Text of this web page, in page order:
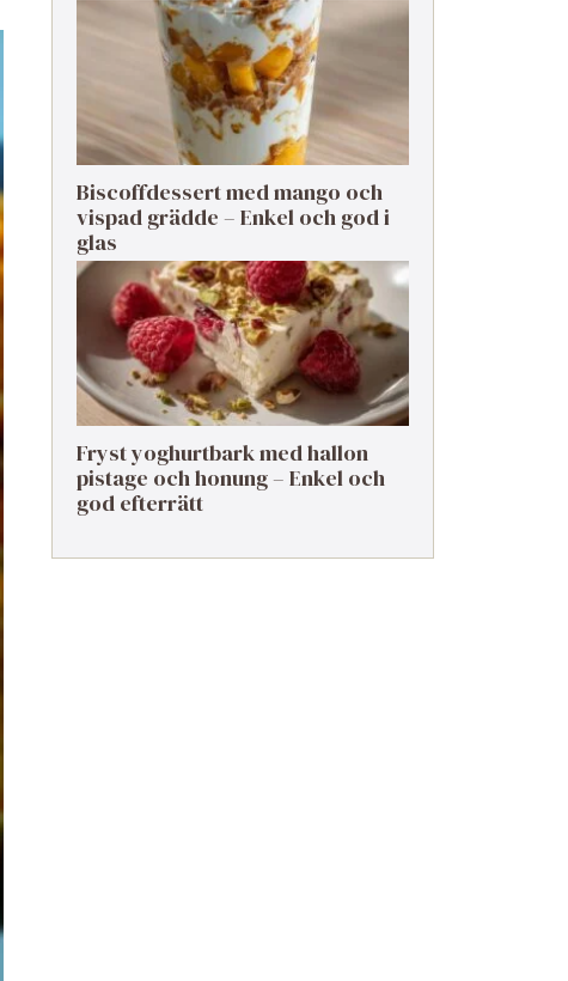
Biscoffdessert med mango och
vispad grädde – Enkel och god i
glas
Fryst yoghurtbark med hallon
pistage och honung – Enkel och
god efterrätt